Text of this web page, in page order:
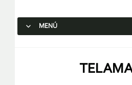
MENÚ